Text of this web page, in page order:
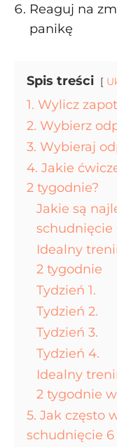
Reaguj na
panikę
Spis treści
1. Wylicz
2. Wybierz
3. Wybieraj
4. Jakie
2 tygodnie?
Jakie są
schudnięcie
Idealny
2 tygodnie
Tydzień 1.
Tydzień 2.
Tydzień 3.
Tydzień 4.
Idealny
2 tygodnie
5. Jak często
schudnięcie